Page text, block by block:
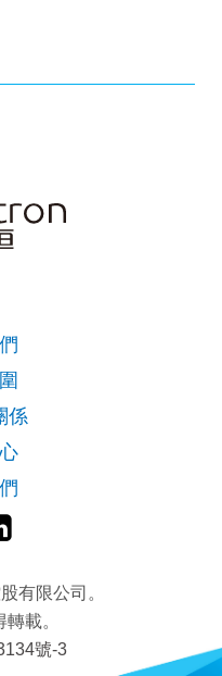
係
有限公司。
載。
號-3